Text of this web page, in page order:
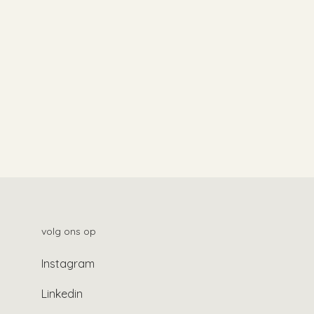
volg ons op
Instagram
Linkedin